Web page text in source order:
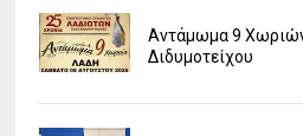
Αντάμωμα 9
Διδυμοτείχου